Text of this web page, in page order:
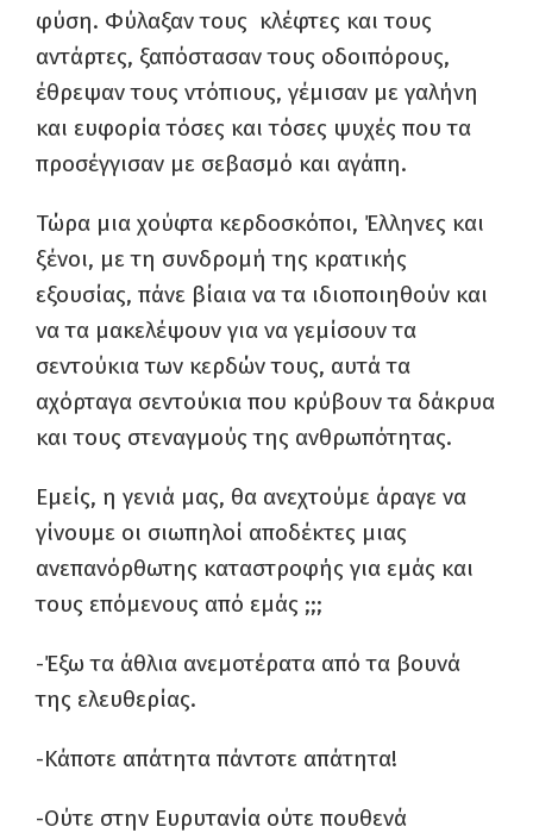
φύση. Φύλαξαν τους κλέφτες και τους
αντάρτες, ξαπόστασαν τους οδοιπόρους,
έθρεψαν τους ντόπιους, γέμισαν με γαλήνη
και ευφορία τόσες και τόσες ψυχές που τα
προσέγγισαν με σεβασμό και αγάπη.
Τώρα μια χούφτα κερδοσκόποι, Έλληνες και
ξένοι, με τη συνδρομή της κρατικής
εξουσίας, πάνε βίαια να τα ιδιοποιηθούν και
να τα μακελέψουν για να γεμίσουν τα
σεντούκια των κερδών τους, αυτά τα
αχόρταγα σεντούκια που κρύβουν τα δάκρυα
και τους στεναγμούς της ανθρωπότητας.
Εμείς, η γενιά μας, θα ανεχτούμε άραγε να
γίνουμε οι σιωπηλοί αποδέκτες μιας
ανεπανόρθωτης καταστροφής για εμάς και
τους επόμενους από εμάς ;;;
-Έξω τα άθλια ανεμοτέρατα από τα βουνά
της ελευθερίας.
-Κάποτε απάτητα πάντοτε απάτητα!
-Ούτε στην Ευρυτανία ούτε πουθενά